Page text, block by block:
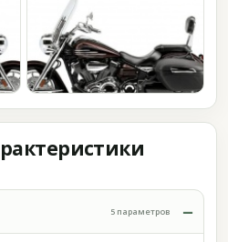
5 параметров